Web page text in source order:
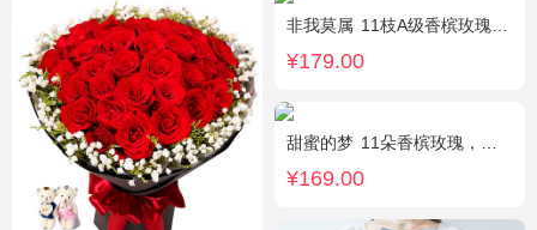
非我莫属 11枝A级香槟玫瑰，间插黄英、满天星，另加2只可爱小熊公仔（小熊以实物为准）。
¥179.00
甜蜜的梦 11朵香槟玫瑰，桔梗、满天星、绿叶搭配
¥169.00